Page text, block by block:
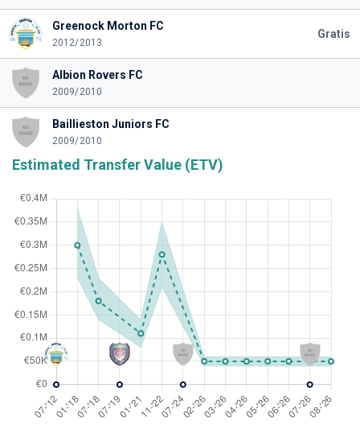
Greenock Morton FC
2012/2013
Gratis
Albion Rovers FC
2009/2010
Baillieston Juniors FC
2009/2010
Estimated Transfer Value (ETV)